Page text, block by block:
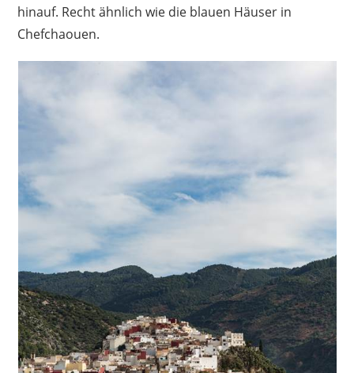
hinauf. Recht ähnlich wie die blauen Häuser in
Chefchaouen.